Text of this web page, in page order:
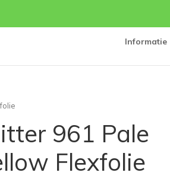
Informatie
961 Pale
Flexfolie